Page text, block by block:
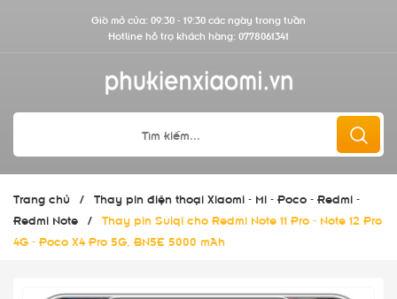
Giờ mở cửa: 09:30 - 19:30 các ngày trong tuần
Hotline hỗ trợ khách hàng: 0778061341
Trang chủ / Thay pin điện thoại Xiaomi - Mi - Poco - Redmi -
Redmi Note / Thay pin Suiqi cho Redmi Note 11 Pro - Note 12 Pro
4G - Poco X4 Pro 5G, BN5E 5000 mAh